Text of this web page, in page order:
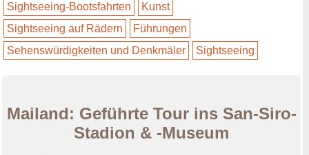
Sightseeing-Bootsfahrten
Kunst
Sightseeing auf Rädern
Führungen
Sehenswürdigkeiten und Denkmäler
Sightseeing
Mailand: Geführte Tour ins San-Siro-
Stadion & -Museum